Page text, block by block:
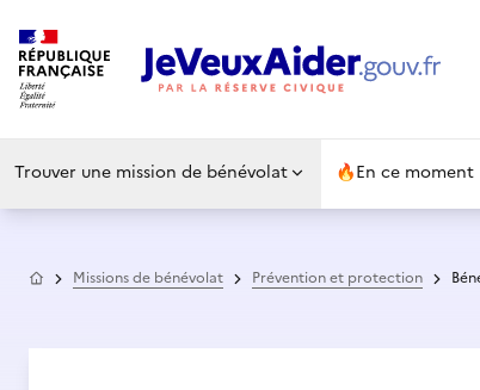
Trouver une mission de bénévolat 🔥En ce moment
AccueilMissions de bénévolat Prévention et protection